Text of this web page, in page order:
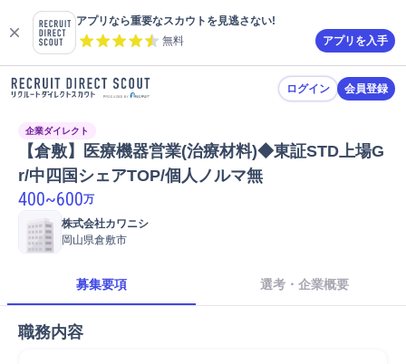
アプリなら重要なスカウトを見逃さない!
無料
アプリを入手
ログイン 会員登録
企業ダイレクト
【倉敷】医療機器営業(治療材料)◆東証STD上場G
r/中四国シェアTOP/個人ノルマ無
400~600万
株式会社カワニシ
岡山県倉敷市
募集要項 選考・企業概要
職務内容